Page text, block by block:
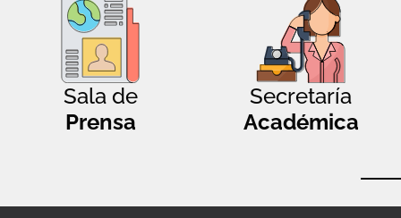
Sala de
Prensa
Secretaría
Académica